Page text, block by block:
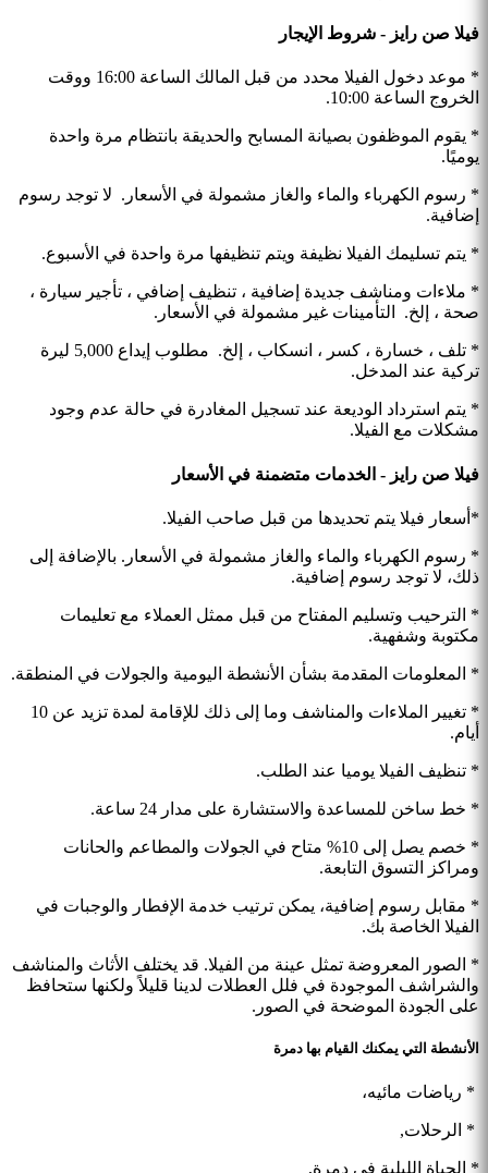
فيلا صن رايز - شروط الإيجار
* موعد دخول الفيلا محدد من قبل المالك الساعة 16:00 ووقت
الخروج الساعة 10:00.
* يقوم الموظفون بصيانة المسابح والحديقة بانتظام مرة واحدة
يوميًا.
* رسوم الكهرباء والماء والغاز مشمولة في الأسعار. لا توجد رسوم
إضافية.
* يتم تسليمك الفيلا نظيفة ويتم تنظيفها مرة واحدة في الأسبوع.
* ملاءات ومناشف جديدة إضافية ، تنظيف إضافي ، تأجير سيارة ،
صحة ، إلخ. التأمينات غير مشمولة في الأسعار.
* تلف ، خسارة ، كسر ، انسكاب ، إلخ. مطلوب إيداع 5,000 ليرة
تركية عند المدخل.
* يتم استرداد الوديعة عند تسجيل المغادرة في حالة عدم وجود
مشكلات مع الفيلا.
فيلا صن رايز - الخدمات متضمنة في الأسعار
*أسعار فيلا يتم تحديدها من قبل صاحب الفيلا.
* رسوم الكهرباء والماء والغاز مشمولة في الأسعار. بالإضافة إلى
ذلك، لا توجد رسوم إضافية.
* الترحيب وتسليم المفتاح من قبل ممثل العملاء مع تعليمات
مكتوبة وشفهية.
* المعلومات المقدمة بشأن الأنشطة اليومية والجولات في المنطقة.
* تغيير الملاءات والمناشف وما إلى ذلك للإقامة لمدة تزيد عن 10
أيام.
* تنظيف الفيلا يوميا عند الطلب.
* خط ساخن للمساعدة والاستشارة على مدار 24 ساعة.
* خصم يصل إلى 10% متاح في الجولات والمطاعم والحانات
ومراكز التسوق التابعة.
* مقابل رسوم إضافية، يمكن ترتيب خدمة الإفطار والوجبات في
الفيلا الخاصة بك.
* الصور المعروضة تمثل عينة من الفيلا. قد يختلف الأثاث والمناشف
والشراشف الموجودة في فلل العطلات لدينا قليلاً ولكنها ستحافظ
على الجودة الموضحة في الصور.
الأنشطة التي يمكنك القيام بها دمرة
* رياضات مائيه،
* الرحلات,
* الحياة الليلية في دمرة,